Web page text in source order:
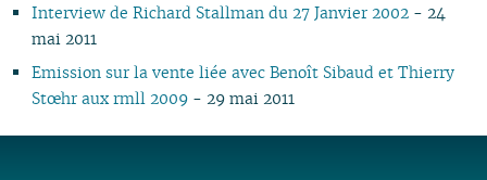
05
04
03
02
09
07
06
09
07
06
09
07
06
09
07
06
09
07
09
07
09
07
07
10
09
08
07
10
08
07
10
08
07
10
08
07
09
04
02
09
07
11
09
08
11
06
Interview de Richard Stallman du 27 Janvier 2002- 24
mai 2011
Emission sur la vente liée avec Benoît Sibaud et Thierry
Stœhr aux rmll 2009- 29 mai 2011